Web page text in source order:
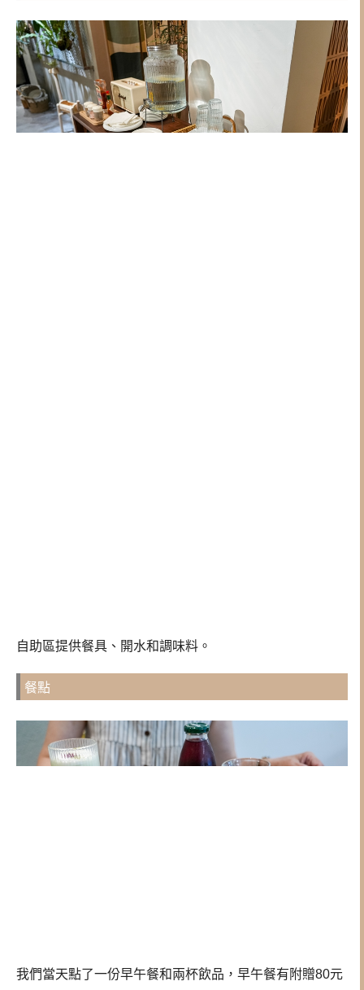
自助區提供餐具、開水和調味料。
餐點
我們當天點了一份早午餐和兩杯飲品， 早午餐有附贈80元